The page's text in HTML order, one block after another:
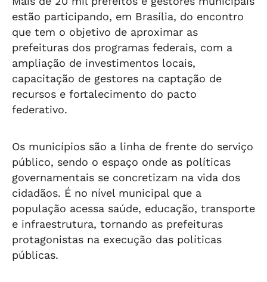
estão participando, em Brasília, do encontro
que tem o objetivo de aproximar as
prefeituras dos programas federais, com a
ampliação de investimentos locais,
capacitação de gestores na captação de
recursos e fortalecimento do pacto
federativo.
Os municípios são a linha de frente do serviço
público, sendo o espaço onde as políticas
governamentais se concretizam na vida dos
cidadãos. É no nível municipal que a
população acessa saúde, educação, transporte
e infraestrutura, tornando as prefeituras
protagonistas na execução das políticas
públicas.